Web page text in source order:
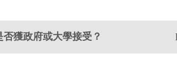
獲政府或大學接受？